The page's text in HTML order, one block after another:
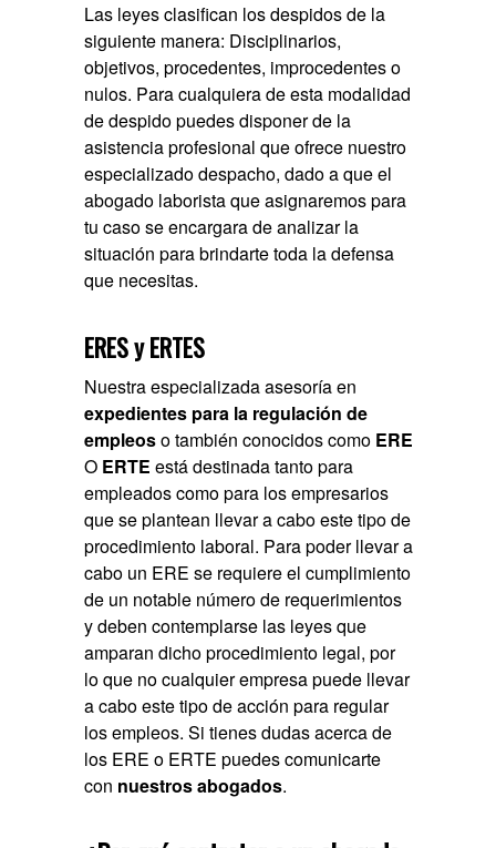
Las leyes clasifican los despidos de la
siguiente manera: Disciplinarios,
objetivos, procedentes, improcedentes o
nulos. Para cualquiera de esta modalidad
de despido puedes disponer de la
asistencia profesional que ofrece nuestro
especializado despacho, dado a que el
abogado laborista que asignaremos para
tu caso se encargara de analizar la
situación para brindarte toda la defensa
que necesitas.
ERES y ERTES
Nuestra especializada asesoría en
expedientes para la regulación de
empleoso también conocidos como ERE
O ERTEestá destinada tanto para
empleados como para los empresarios
que se plantean llevar a cabo este tipo de
procedimiento laboral. Para poder llevar a
cabo un ERE se requiere el cumplimiento
de un notable número de requerimientos
y deben contemplarse las leyes que
amparan dicho procedimiento legal, por
lo que no cualquier empresa puede llevar
a cabo este tipo de acción para regular
los empleos. Si tienes dudas acerca de
los ERE o ERTE puedes comunicarte
con nuestros abogados.